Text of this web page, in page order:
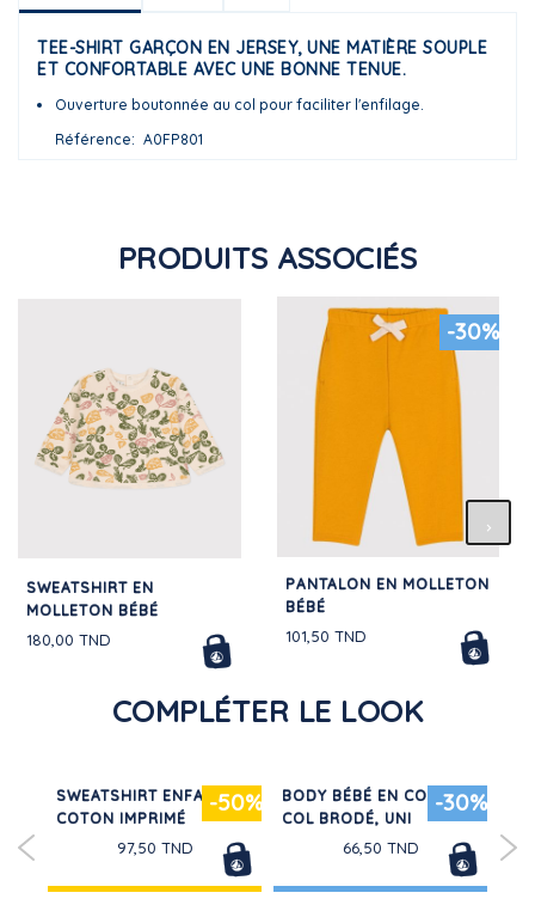
TEE-SHIRT GARÇON EN JERSEY, UNE MATIÈRE SOUPLE
ET CONFORTABLE AVEC UNE BONNE TENUE.
Ouverture boutonnée au col pour faciliter l'enfilage.
Référence
A0FP801
PRODUITS ASSOCIÉS
SWEATSHIRT EN
MOLLETON BÉBÉ
180,00 TND
-30%
PANTALON EN MOLLETON
BÉBÉ
101,50 TND
COMPLÉTER LE LOOK
-50%
SWEATSHIRT ENFANT EN
COTON IMPRIMÉ
97,50 TND
-30%
BODY BÉBÉ EN COTON À
COL BRODÉ, UNI
66,50 TND